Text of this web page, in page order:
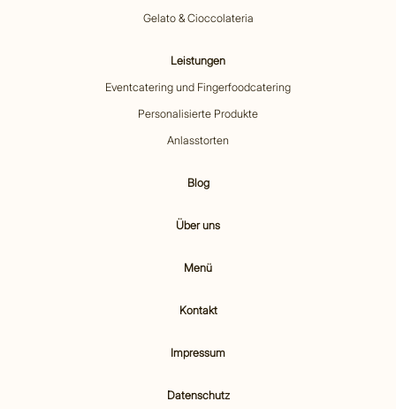
Gelato & Cioccolateria
Leistungen
Eventcatering und Fingerfoodcatering
Personalisierte Produkte
Anlasstorten
Blog
Über uns
Menü
Kontakt
Impressum
Datenschutz